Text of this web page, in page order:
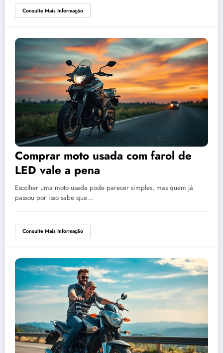
Consulte Mais Informação
Comprar moto usada com farol de
LED vale a pena
Escolher uma moto usada pode parecer simples, mas quem já
passou por isso sabe que…
Consulte Mais Informação